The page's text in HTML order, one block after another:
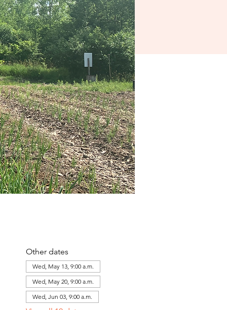
Other dates
Wed, May 13, 9:00 a.m.
Wed, May 20, 9:00 a.m.
Wed, Jun 03, 9:00 a.m.